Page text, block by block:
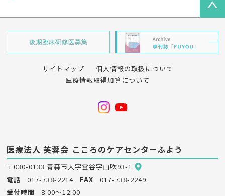
サイトマップ
個人情報の取扱について
医療情報取得加算について
医療法人 芙蓉会 こころのケアセンターふよう
〒030-0133 青森市大字雲谷字山吹93-1
電話
017-738-2214 FAX
017-738-2249
受付時間
8:00～12:00